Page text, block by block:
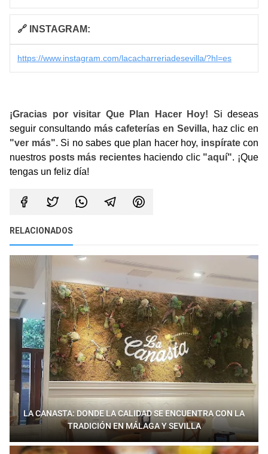
🔗 INSTAGRAM:
https://www.instagram.com/lacacharreriadesevilla/?hl=es
¡Gracias por visitar Que Plan Hacer Hoy! Si deseas
seguir consultando más cafeterías en Sevilla, haz clic en
"ver más". Si no sabes que plan hacer hoy, inspíratecon
nuestros posts más recientes haciendo clic "aquí". ¡Que
tengas un feliz día!
RELACIONADOS
LA CANASTA: DONDE LA CALIDAD SE ENCUENTRA CON LA
TRADICIÓN EN MÁLAGA Y SEVILLA